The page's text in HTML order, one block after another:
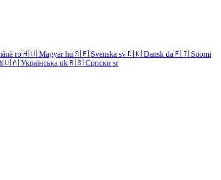
ro🇭🇺 Magyar hu🇸🇪 Svenska sv🇩🇰 Dansk da🇫🇮 Suomi
🇺🇦 Українська uk🇷🇸 Српски sr